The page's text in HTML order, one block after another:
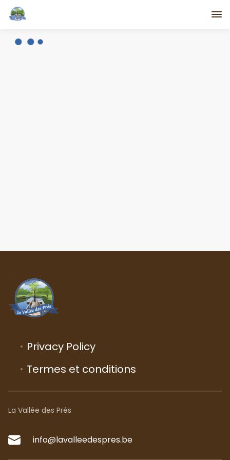
Privacy Policy
Termes et conditions
La Vallée des Prés
info@lavalleedespres.be